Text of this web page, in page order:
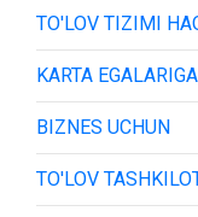
TO'LOV TIZIMI
KARTA EGALARIGA
BIZNES UCHUN
TO'LOV